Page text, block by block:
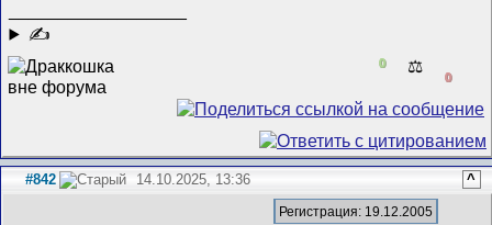
✍
0 ⚖️
0
#842 14.10.2025, 13:36 ^
Регистрация: 19.12.2005